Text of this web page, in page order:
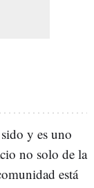
y es uno
no solo de la
está